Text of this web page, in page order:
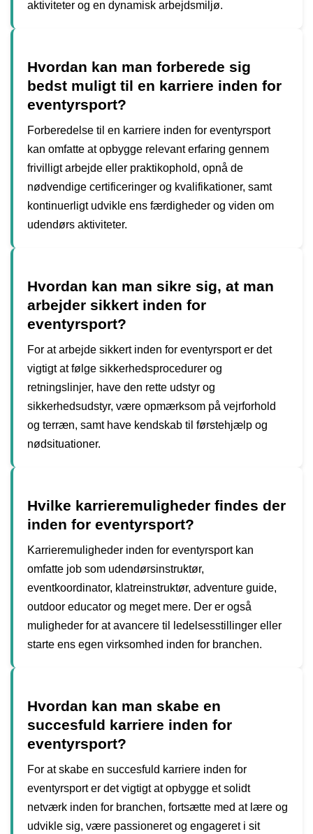
aktiviteter og en dynamisk arbejdsmiljø.
Hvordan kan man forberede sig
bedst muligt til en karriere inden for
eventyrsport?
Forberedelse til en karriere inden for eventyrsport
kan omfatte at opbygge relevant erfaring gennem
frivilligt arbejde eller praktikophold, opnå de
nødvendige certificeringer og kvalifikationer, samt
kontinuerligt udvikle ens færdigheder og viden om
udendørs aktiviteter.
Hvordan kan man sikre sig, at man
arbejder sikkert inden for
eventyrsport?
For at arbejde sikkert inden for eventyrsport er det
vigtigt at følge sikkerhedsprocedurer og
retningslinjer, have den rette udstyr og
sikkerhedsudstyr, være opmærksom på vejrforhold
og terræn, samt have kendskab til førstehjælp og
nødsituationer.
Hvilke karrieremuligheder findes der
inden for eventyrsport?
Karrieremuligheder inden for eventyrsport kan
omfatte job som udendørsinstruktør,
eventkoordinator, klatreinstruktør, adventure guide,
outdoor educator og meget mere. Der er også
muligheder for at avancere til ledelsesstillinger eller
starte ens egen virksomhed inden for branchen.
Hvordan kan man skabe en
succesfuld karriere inden for
eventyrsport?
For at skabe en succesfuld karriere inden for
eventyrsport er det vigtigt at opbygge et solidt
netværk inden for branchen, fortsætte med at lære og
udvikle sig, være passioneret og engageret i sit